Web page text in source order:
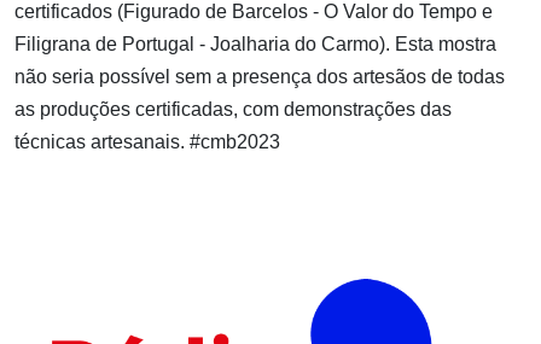
certificados (Figurado de Barcelos - O Valor do Tempo e
Filigrana de Portugal - Joalharia do Carmo). Esta mostra
não seria possível sem a presença dos artesãos de todas
as produções certificadas, com demonstrações das
técnicas artesanais. #cmb2023